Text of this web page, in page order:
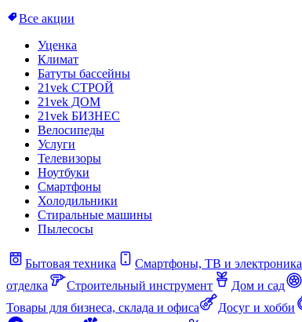
Все акции
Уценка
Климат
Батуты бассейны
21vek СТРОЙ
21vek ДОМ
21vek БИЗНЕС
Велосипеды
Услуги
Телевизоры
Ноутбуки
Смартфоны
Холодильники
Стиральные машины
Пылесосы
Бытовая техника Смартфоны, ТВ и электроника
отделка
Строительный инструмент Дом и сад
Товары для бизнеса, склада и офиса
Досуг и хобби